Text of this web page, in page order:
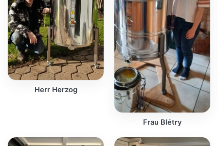
Herr Herzog
Frau Blétry